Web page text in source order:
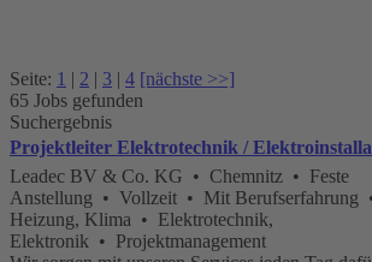
Seite: 1 | 2 | 3 | 4 [nächste >>]
65 Jobs gefunden
Suchergebnis
Projektleiter Elektrotechnik /
Leadec BV & Co. KG • Chemnitz • Feste
Anstellung • Vollzeit • Mit Berufserfahrung
Heizung, Klima • Elektrotechnik,
Elektronik • Projektmanagement